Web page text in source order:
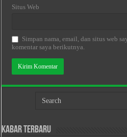
Situs Web
Simpan nama, email, dan situs web
komentar saya berikutnya.
Kabar Terbaru